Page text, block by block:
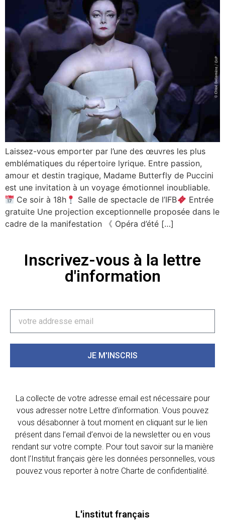
Laissez-vous emporter par l’une des œuvres les plus
emblématiques du répertoire lyrique. Entre passion,
amour et destin tragique, Madame Butterfly de Puccini
est une invitation à un voyage émotionnel inoubliable.
Ce soir à 18h
Salle de spectacle de l’IFB
Entrée
gratuite Une projection exceptionnelle proposée dans le
cadre de la manifestation 《 Opéra d’été […]
Inscrivez-vous à la lettre
d'information
JE M'INSCRIS
La collecte de votre adresse email est nécessaire pour
vous adresser notre Lettre d’information. Vous pouvez
vous désabonner à tout moment en cliquant sur le lien
présent dans l’email d’envoi de la newsletter ou en vous
rendant sur votre compte. Pour tout savoir sur la manière
dont l’Institut français gère les données personnelles, vous
pouvez vous reporter à notre Charte de confidentialité.
L'institut français